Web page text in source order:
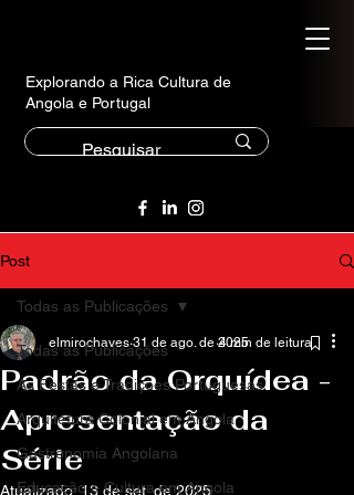
Explorando a Rica Cultura de
Angola e Portugal
Post
Todas as Publicações
As Festas e Tradições Portuguesas
Arquitetura Colonial em Angola
Gastronomia Angolana
Educação e Cultura em Angola
Todas as Publicações
Padrão da Orquídea -
Apresentação da
Série
elmirochaves 31 de ago. de 20254 min de leitura
Atualizado:13 de set. de 2025